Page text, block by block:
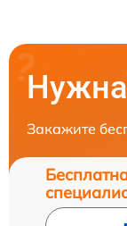
Нужна
Закажите